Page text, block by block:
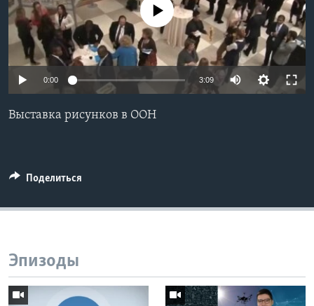
Learning English
СОЦИАЛЬНЫЕ СЕТИ
No media source currently available
0:00 3:09
Выставка рисунков в ООН
Поделиться
Эпизоды